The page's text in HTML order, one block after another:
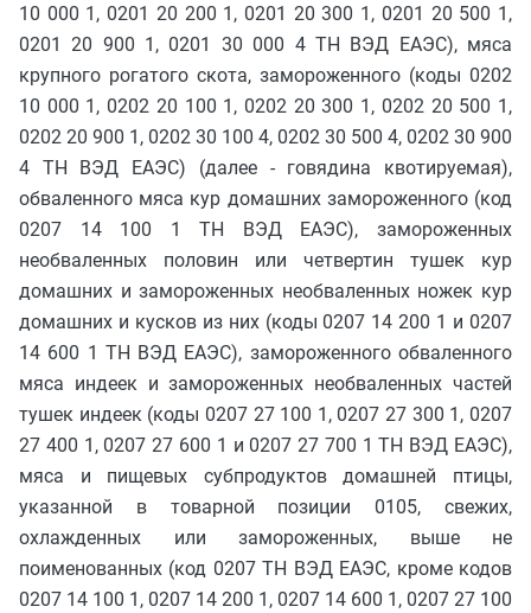
10 000 1, 0201 20 200 1, 0201 20 300 1, 0201 20 500 1,
0201 20 900 1, 0201 30 000 4 ТН ВЭД ЕАЭС), мяса
крупного рогатого скота, замороженного (коды 0202
10 000 1, 0202 20 100 1, 0202 20 300 1, 0202 20 500 1,
0202 20 900 1, 0202 30 100 4, 0202 30 500 4, 0202 30 900
4 ТН ВЭД ЕАЭС) (далее - говядина квотируемая),
обваленного мяса кур домашних замороженного (код
0207 14 100 1 ТН ВЭД ЕАЭС), замороженных
необваленных половин или четвертин тушек кур
домашних и замороженных необваленных ножек кур
домашних и кусков из них (коды 0207 14 200 1 и 0207
14 600 1 ТН ВЭД ЕАЭС), замороженного обваленного
мяса индеек и замороженных необваленных частей
тушек индеек (коды 0207 27 100 1, 0207 27 300 1, 0207
27 400 1, 0207 27 600 1 и 0207 27 700 1 ТН ВЭД ЕАЭС),
мяса и пищевых субпродуктов домашней птицы,
указанной в товарной позиции 0105, свежих,
охлажденных или замороженных, выше не
поименованных (код 0207 ТН ВЭД ЕАЭС, кроме кодов
0207 14 100 1, 0207 14 200 1, 0207 14 600 1, 0207 27 100